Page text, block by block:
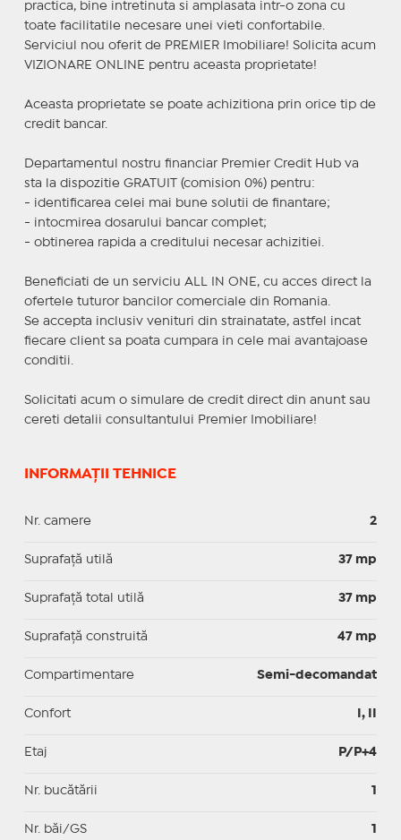
practica, bine intretinuta si amplasata intr-o zona cu
toate facilitatile necesare unei vieti confortabile.
Serviciul nou oferit de PREMIER Imobiliare! Solicita acum
VIZIONARE ONLINE pentru aceasta proprietate!
Aceasta proprietate se poate achizitiona prin orice tip de
credit bancar.
Departamentul nostru financiar Premier Credit Hub va
sta la dispozitie GRATUIT (comision 0%) pentru:
- identificarea celei mai bune solutii de finantare;
- intocmirea dosarului bancar complet;
- obtinerea rapida a creditului necesar achizitiei.
Beneficiati de un serviciu ALL IN ONE, cu acces direct la
ofertele tuturor bancilor comerciale din Romania.
Se accepta inclusiv venituri din strainatate, astfel incat
fiecare client sa poata cumpara in cele mai avantajoase
conditii.
Solicitati acum o simulare de credit direct din anunt sau
cereti detalii consultantului Premier Imobiliare!
INFORMAȚII TEHNICE
Nr. camere 2
Suprafaţă utilă 37 mp
Suprafaţă total utilă 37 mp
Suprafaţă construită 47 mp
Compartimentare Semi-decomandat
Confort I, II
Etaj P/P+4
Nr. bucătării 1
Nr. băi/GS 1